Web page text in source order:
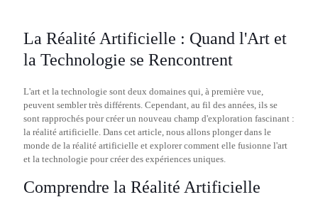
La Réalité Artificielle : Quand l'Art et
la Technologie se Rencontrent
L'art et la technologie sont deux domaines qui, à première vue,
peuvent sembler très différents. Cependant, au fil des années, ils se
sont rapprochés pour créer un nouveau champ d'exploration fascinant :
la réalité artificielle. Dans cet article, nous allons plonger dans le
monde de la réalité artificielle et explorer comment elle fusionne l'art
et la technologie pour créer des expériences uniques.
Comprendre la Réalité Artificielle